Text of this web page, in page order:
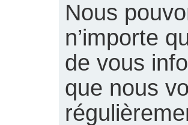
Nous
n’importe
de vous
que nous